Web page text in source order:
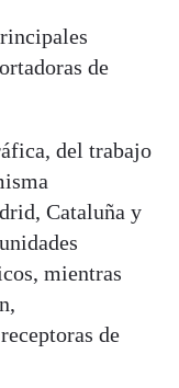
de
del trabajo
Cataluña y
mientras
de